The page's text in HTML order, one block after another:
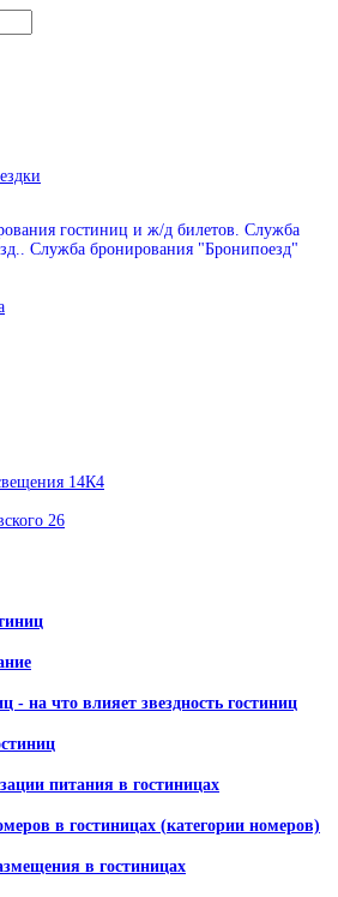
14К4
26
- на что влияет звездность гостиниц
питания в гостиницах
в гостиницах (категории номеров)
в гостиницах